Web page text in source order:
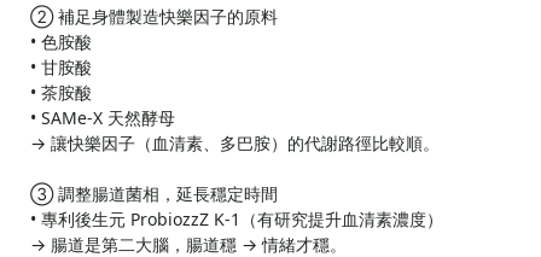
② 補足身體製造快樂因子的原料
• 色胺酸
• 甘胺酸
• 茶胺酸
• SAMe-X 天然酵母
→ 讓快樂因子（血清素、多巴胺）的代謝路徑比較順。
③ 調整腸道菌相，延長穩定時間
• 專利後生元 ProbiozzZ K-1（有研究提升血清素濃度）
→ 腸道是第二大腦，腸道穩 → 情緒才穩。